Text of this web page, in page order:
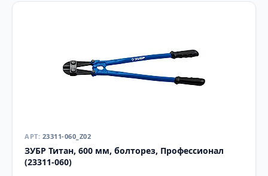
23311-060_Z02
ЗУБР Титан, 600 мм, болторез, Профессионал
(23311-060)